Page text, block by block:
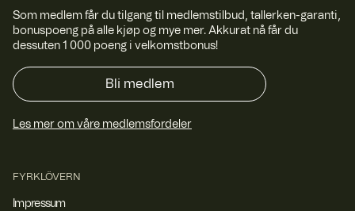
Som medlem får du tilgang til medlemstilbud, tallerken-garanti,
bonuspoeng på alle kjøp og mye mer. Akkurat nå får du
dessuten 1 000 poeng i velkomstbonus!
Bli medlem
Les mer om våre medlemsfordeler
FYRKLÖVERN
Impressum